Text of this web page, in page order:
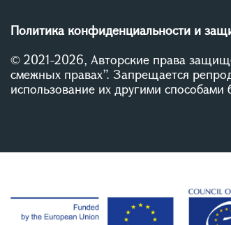
Политика конфиденциальности и
© 2021-2026, Авторские права
смежных правах”. Запрещается
использование их другими